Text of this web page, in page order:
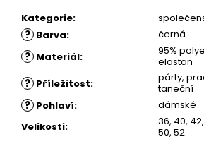
Kategorie:
? Barva: černá
? Materiál:
95%
elastan
? Příležitost:
párty,
taneční
? Pohlaví:
dámské
Velikosti:
36, 40,
50, 52
880
Kč